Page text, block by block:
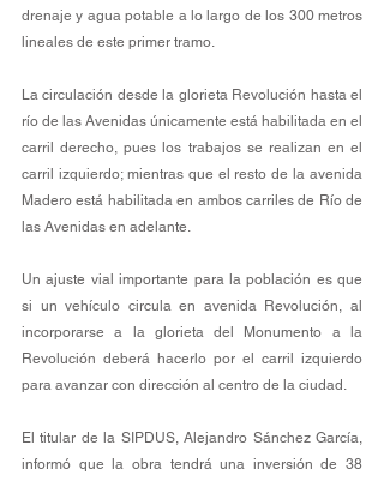
drenaje y agua potable a lo largo de los 300 metros
lineales de este primer tramo.
La circulación desde la glorieta Revolución hasta el
río de las Avenidas únicamente está habilitada en el
carril derecho, pues los trabajos se realizan en el
carril izquierdo; mientras que el resto de la avenida
Madero está habilitada en ambos carriles de Río de
las Avenidas en adelante.
Un ajuste vial importante para la población es que
si un vehículo circula en avenida Revolución, al
incorporarse a la glorieta del Monumento a la
Revolución deberá hacerlo por el carril izquierdo
para avanzar con dirección al centro de la ciudad.
El titular de la SIPDUS, Alejandro Sánchez García,
informó que la obra tendrá una inversión de 38